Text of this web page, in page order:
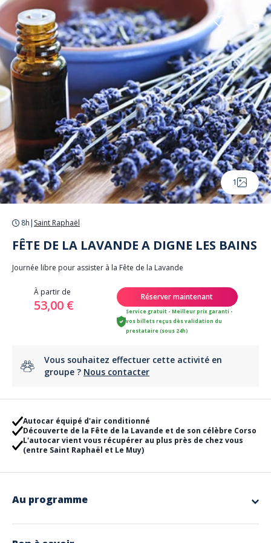
Panneau de gestion des cookies
1
8h | Saint Raphaël
FÊTE DE LA LAVANDE A DIGNE LES BAINS
Journée libre pour assister à la Fête de la Lavande
À partir de
53,00 €
Réserver maintenant
Service gratuit - Meilleur prix garanti -
vos billets reçus dès validation du
prestataire (sous 24h)
Vous souhaitez effectuer cette activité en
groupe ? Nous contacter
Autocar équipé d'air conditionné
Découverte de la Fête de la Lavande et de son célèbre Corso
L'autocar vient vous récupérer au plus près de chez vous
(entre Saint Raphaël et Le Muy)
Au programme
Départ 07h30 de la Gare Maritime de St Raphaël (Arrêt de bus